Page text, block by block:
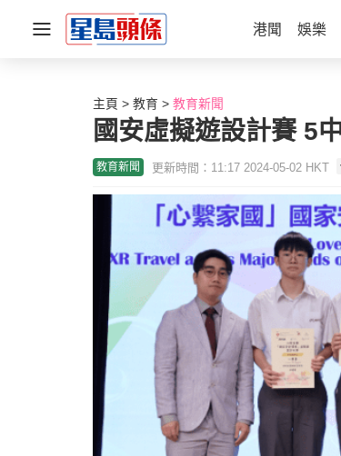
港聞 娛樂
主頁 教育 教育新聞
國安虛擬遊設計賽 5
教育新聞 更新時間：11:17 2024-05-02 HKT